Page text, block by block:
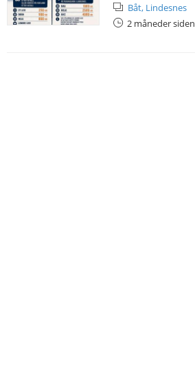
Båt, Lindesnes
2 måneder siden